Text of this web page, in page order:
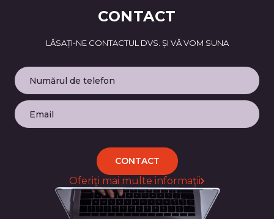
CONTACT
LĂSAȚI-NE CONTACTUL DVS. ȘI VĂ VOM SUNA
Oferiţi mai multe informaţii
CONTACT